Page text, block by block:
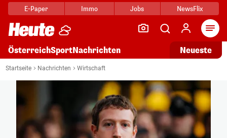
E-Paper Immo Jobs NewsFlix
ÖsterreichSportNachrichten Neueste
Startseite Nachrichten Wirtschaft